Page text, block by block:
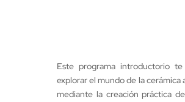
Este programa introductorio
explorar el mundo de la cerámica
mediante la creación práctica